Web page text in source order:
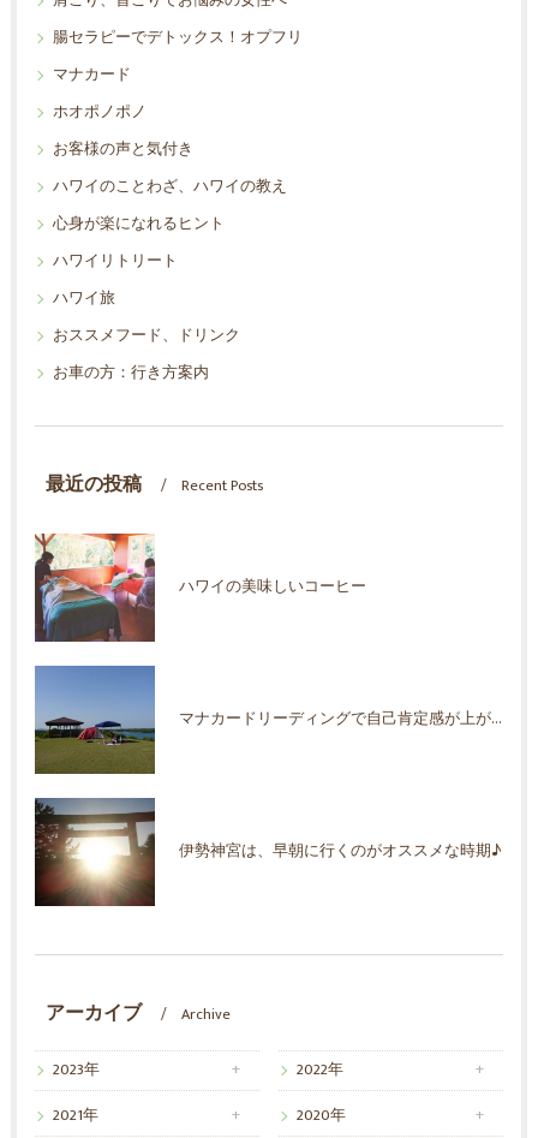
腸セラピーでデトックス！オプフリ
マナカード
ホオポノポノ
お客様の声と気付き
ハワイのことわざ、ハワイの教え
心身が楽になれるヒント
ハワイリトリート
ハワイ旅
おススメフード、ドリンク
お車の方：行き方案内
最近の投稿 Recent Posts
ハワイの美味しいコーヒー
マナカードリーディングで自己肯定感が上がった！
伊勢神宮は、早朝に行くのがオススメな時期♪
アーカイブ Archive
2023年
2022年
2021年
2020年